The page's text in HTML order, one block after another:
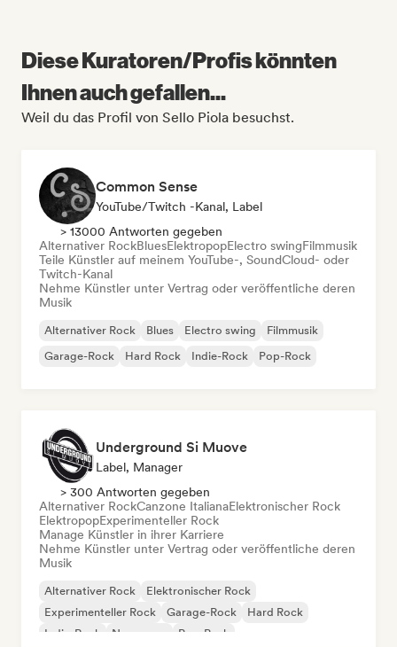
Diese Kuratoren/Profis könnten
Ihnen auch gefallen...
Weil du das Profil von Sello Piola besuchst.
Common Sense
YouTube/Twitch -Kanal, Label
> 13000 Antworten gegeben
Alternativer RockBluesElektropopElectro swingFilmmusik
Teile Künstler auf meinem YouTube-, SoundCloud- oder
Twitch-Kanal
Nehme Künstler unter Vertrag oder veröffentliche deren
Musik
Alternativer Rock Blues Electro swing
Filmmusik
Garage-Rock
Hard Rock Indie-Rock Pop-Rock
Underground Si Muove
Label, Manager
> 300 Antworten gegeben
Alternativer RockCanzone ItalianaElektronischer Rock
ElektropopExperimenteller Rock
Manage Künstler in ihrer Karriere
Nehme Künstler unter Vertrag oder veröffentliche deren
Musik
Alternativer Rock
Elektronischer Rock
Experimenteller Rock
Garage-Rock
Hard Rock
Indie-Rock
New wave Pop-Punk